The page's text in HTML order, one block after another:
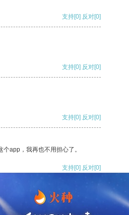
支持[0] 反对[0]
支持[0] 反对[0]
支持[0] 反对[0]
app，我再也不用担心了。
支持[0] 反对[0]